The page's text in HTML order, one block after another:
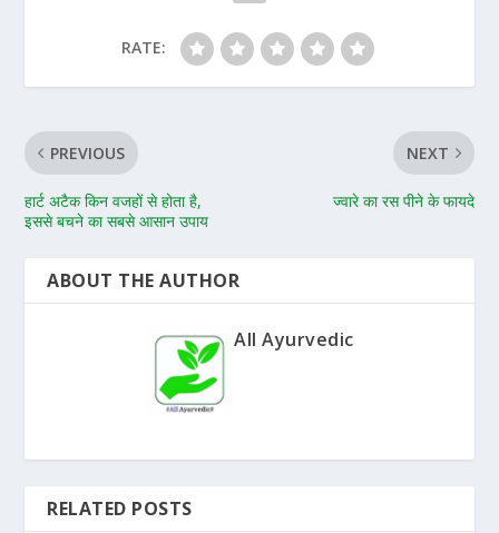
RATE:
PREVIOUS
हार्ट अटैक किन वजहों से होता है,
इससे बचने का सबसे आसान उपाय
NEXT
ज्वारे का रस पीने के फायदे
ABOUT THE AUTHOR
All Ayurvedic
RELATED POSTS